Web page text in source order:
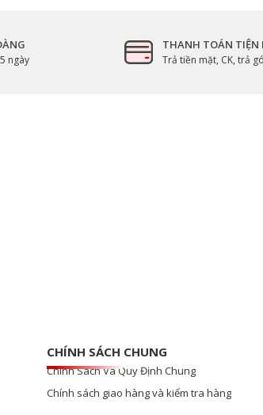
ngày
THANH TOÁN TIỆN
Trả tiền mặt, CK, trả
CHÍNH SÁCH CHUNG
Chính Sách Và Quy Định Chung
Chính sách giao hàng và kiểm tra hàng